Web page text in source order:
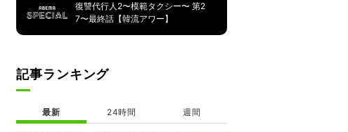
復讐代行人2〜模範タクシー〜 第2
7〜最終話【韓流アワー】
記事ランキング
最新 24時間 週間